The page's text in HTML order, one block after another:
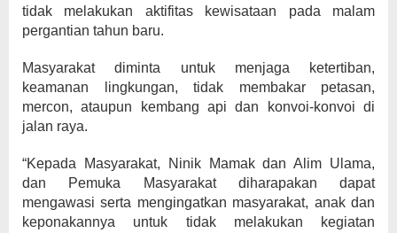
tidak melakukan aktifitas kewisataan pada malam
pergantian tahun baru.
Masyarakat diminta untuk menjaga ketertiban,
keamanan lingkungan, tidak membakar petasan,
mercon, ataupun kembang api dan konvoi-konvoi di
jalan raya.
“Kepada Masyarakat, Ninik Mamak dan Alim Ulama,
dan Pemuka Masyarakat diharapakan dapat
mengawasi serta mengingatkan masyarakat, anak dan
keponakannya untuk tidak melakukan kegiatan